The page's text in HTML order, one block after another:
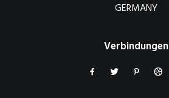
GERMANY
Verbindungen